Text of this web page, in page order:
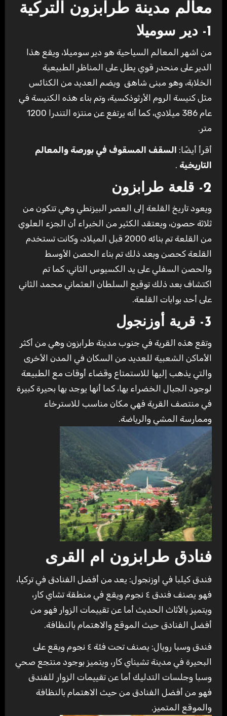
‏معالم مدينة طرابزون التركية
‏من اشهر المعالم السياحية هو دير سوميلا، ويقع هذا
الدير على منحدر قوي يطل على المناظر الطبيعية
الخلابة، ‏وهو مبنى شاهق ‏ ويضم العديد من الكنائس
مثل كنيسة الروم الأرثوذكسية، وتم بناء هذه الكنيسة في
عام 386 ميلادي، ‏كما أنه يرتفع عن منتزه التندرا 1200
متر.
أقرأ أيضًا: السقف المسقوف في بورصة والمعالم
التاريخية .
‏ويعود تاريخ القلعة إلى العصر البيزنطي وهي تتكون من
ثلاثة حصون، ويعتقد الكثير من الخبراء أن الجزء العلوي
من القلعة تم بنائه 2000 قبل الميلاد، وكانت تستخدم
القلعة كحصن وبعد ذلك تم بناء الحصن الأوسط
والحصن السفلي ‏على يد الكسيوس الثاني، ‏كما تم
اكتشاف بعد ذلك توقيع السلطان العثماني محمد الثاني
على أحد بوابات القلعة.
‏وتقع هذه القرية في جنوب مدينة طرابزون وهي من أكثر
الأماكن الشعبية ‏للعديد من السكان في المدن الأخرى
والتي يذهب إليها للاستمتاع وقضاء أوقات مع الطبيعة
لوجود الجبال الخضراء بها، كما أنها يوجد بها بحيرة كبيرة
في منتصف القرية فهي مكان مناسب للاسترخاء
وممارسة المشي والرياضة.
فنادق طرابزون ام القرى
فندق كيلبا في اوزنجول: يعد من أفضل الفنادق في تركيا،
فهو يصنف فندق ٤ نجوم ويقع في منطقة تشاي كار،
ويتميز بالأثاث الحديث أما عن تقييمات الزوار فهو من
أفضل الفنادق حيث الموقع والاهتمام بالنظافة.
فندق وسبا رويال: يصنف تحت فئة ٤ نجوم ويقع على
البحيرة في مدينة تشيناي كار، ويتميز بوجود منتجع صحي
وسبا وجلسات التدليك أما عن تقييمات الزوار للفندق
فهو من أفضل الفنادق من حيث الاهتمام بالنظافة
والموقع المتميز.